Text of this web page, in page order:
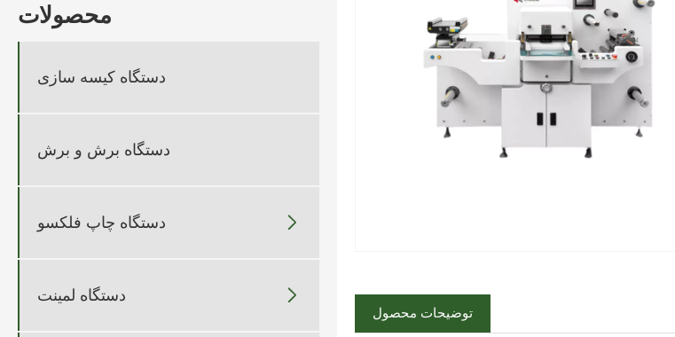
محصولات
دستگاه کیسه سازی
دستگاه برش و برش
دستگاه چاپ فلکسو 
دستگاه لمینت 
توضیحات محصول